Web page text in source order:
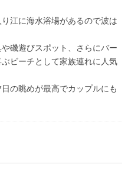
江に海水浴場があるので波は
磯遊びスポット、さらにバー
ビーチとして家族連れに人気
の眺めが最高でカップルにも